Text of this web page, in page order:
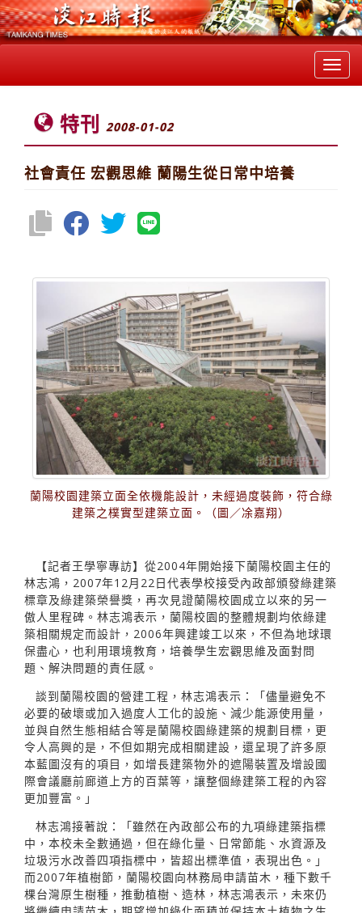
特刊 2008-01-02
社會責任 宏觀思維 蘭陽生從日常中培養
蘭陽校園建築立面全依機能設計，未經過度裝飾，符合綠
建築之樸實型建築立面。（圖／凃嘉翔）
【記者王學寧專訪】從2004年開始接下蘭陽校園主任的
林志鴻，2007年12月22日代表學校接受內政部頒發綠建築
標章及綠建築榮譽獎，再次見證蘭陽校園成立以來的另一
傲人里程碑。林志鴻表示，蘭陽校園的整體規劃均依綠建
築相關規定而設計，2006年興建竣工以來，不但為地球環
保盡心，也利用環境教育，培養學生宏觀思維及面對問
題、解決問題的責任感。
談到蘭陽校園的營建工程，林志鴻表示：「儘量避免不
必要的破壞或加入過度人工化的設施、減少能源使用量，
並與自然生態相結合等是蘭陽校園綠建築的規劃目標，更
令人高興的是，不但如期完成相關建設，還呈現了許多原
本藍圖沒有的項目，如增長建築物外的遮陽裝置及增設國
際會議廳前廊道上方的百葉等，讓整個綠建築工程的內容
更加豐富。」
林志鴻接著說：「雖然在內政部公布的九項綠建築指標
中，本校未全數通過，但在綠化量、日常節能、水資源及
垃圾污水改善四項指標中，皆超出標準值，表現出色。」
而2007年植樹節，蘭陽校園向林務局申請苗木，種下數千
棵台灣原生樹種，推動植樹、造林，林志鴻表示，未來仍